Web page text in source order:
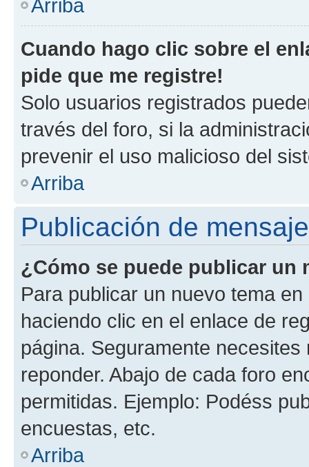
Arriba
Cuando hago clic sobre el
pide que me registre!
Solo usuarios registrados
través del foro, si la
prevenir el uso malicioso del
Arriba
Publicación de
¿Cómo se puede publicar un
Para publicar un nuevo tema
haciendo clic en el enlace de
página. Seguramente
reponder. Abajo de cada foro
permitidas. Ejemplo: Podéss
encuestas, etc.
Arriba